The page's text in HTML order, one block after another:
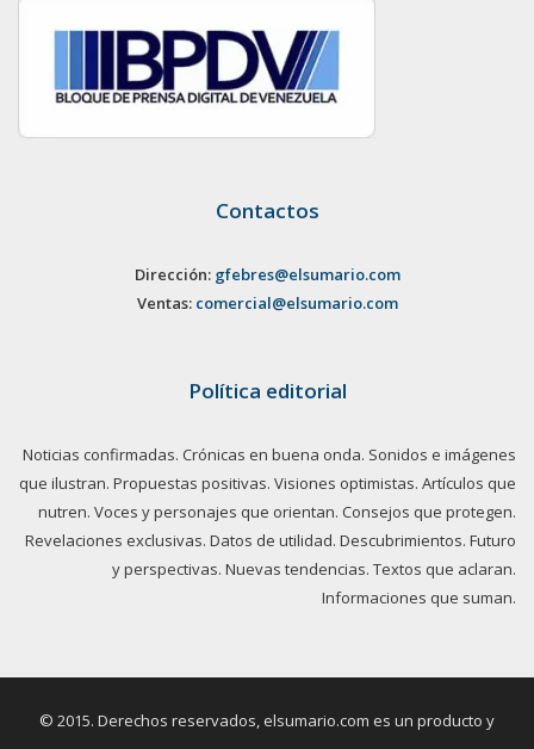
Contactos
Dirección: gfebres@elsumario.com
Ventas: comercial@elsumario.com
Política editorial
Noticias confirmadas. Crónicas en buena onda. Sonidos e imágenes
que ilustran. Propuestas positivas. Visiones optimistas. Artículos que
nutren. Voces y personajes que orientan. Consejos que protegen.
Revelaciones exclusivas. Datos de utilidad. Descubrimientos. Futuro
y perspectivas. Nuevas tendencias. Textos que aclaran.
Informaciones que suman.
© 2015. Derechos reservados, elsumario.com es un producto y